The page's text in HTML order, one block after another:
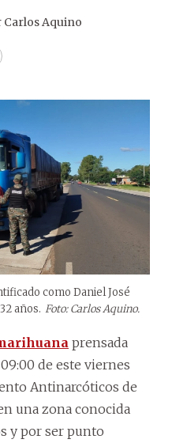
Carlos Aquino
como Daniel José
años. Foto: Carlos Aquino.
prensada
de este viernes
Antinarcóticos de
una zona conocida
y por ser punto